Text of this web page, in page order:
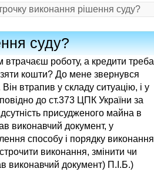
виконання рішення суду?
суду?
роботу, а кредити треба
кошти? До мене звернувся
втрапив у складу ситуацію, і у
до ст.373 ЦПК України за
присудженого майна в
виконавчий документ, у
способу і порядку виконання
виконання, змінити чи
виконавчий документ) П.І.Б.)